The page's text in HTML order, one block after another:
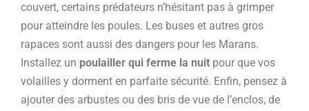
couvert, certains prédateurs n’hésitant pas à grimper
pour atteindre les poules. Les buses et autres gros
rapaces sont aussi des dangers pour les Marans.
Installez un poulailler qui ferme la nuit pour que vos
volailles y dorment en parfaite sécurité. Enfin, pensez à
ajouter des arbustes ou des bris de vue de l’enclos, de